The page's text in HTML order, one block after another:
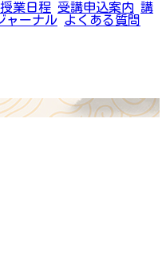
授業日程 受講申込案内 講
ャーナル よくある質問